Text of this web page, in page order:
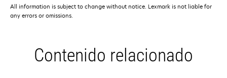
All information is subject to change without notice. Lexmark is not liable for
any errors or omissions.
Contenido relacionado